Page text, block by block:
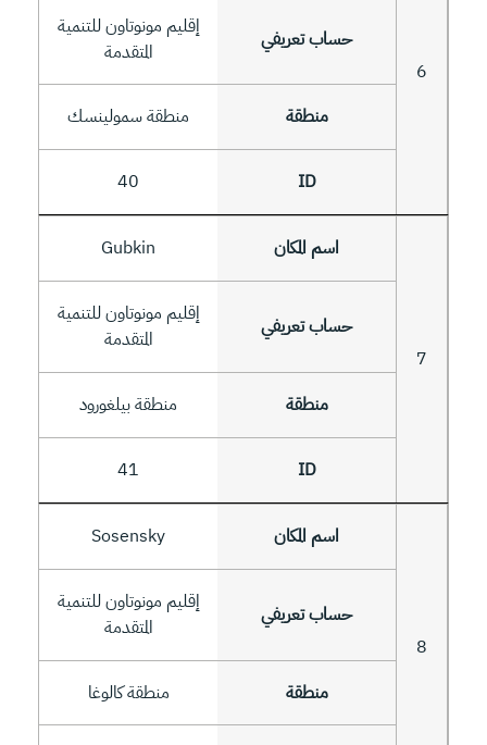
6
40
إقليم مونوتاون للتنمية
المتقدمة
منطقة سمولينسك
7
41
Gubkin
إقليم مونوتاون للتنمية
المتقدمة
منطقة بيلغورود
8
Sosensky
إقليم مونوتاون للتنمية
المتقدمة
منطقة كالوغا